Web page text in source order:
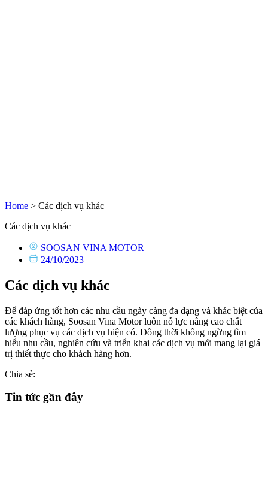
Home > Các dịch vụ khác
Các dịch vụ khác
SOOSAN VINA MOTOR
24/10/2023
Các dịch vụ khác
Để đáp ứng tốt hơn các nhu cầu ngày càng đa dạng và khác biệt của
các khách hàng, Soosan Vina Motor luôn nỗ lực nâng cao chất
lượng phục vụ các dịch vụ hiện có. Đồng thời không ngừng tìm
hiểu nhu cầu, nghiên cứu và triển khai các dịch vụ mới mang lại giá
trị thiết thực cho khách hàng hơn.
Chia sẻ:
Tin tức gần đây